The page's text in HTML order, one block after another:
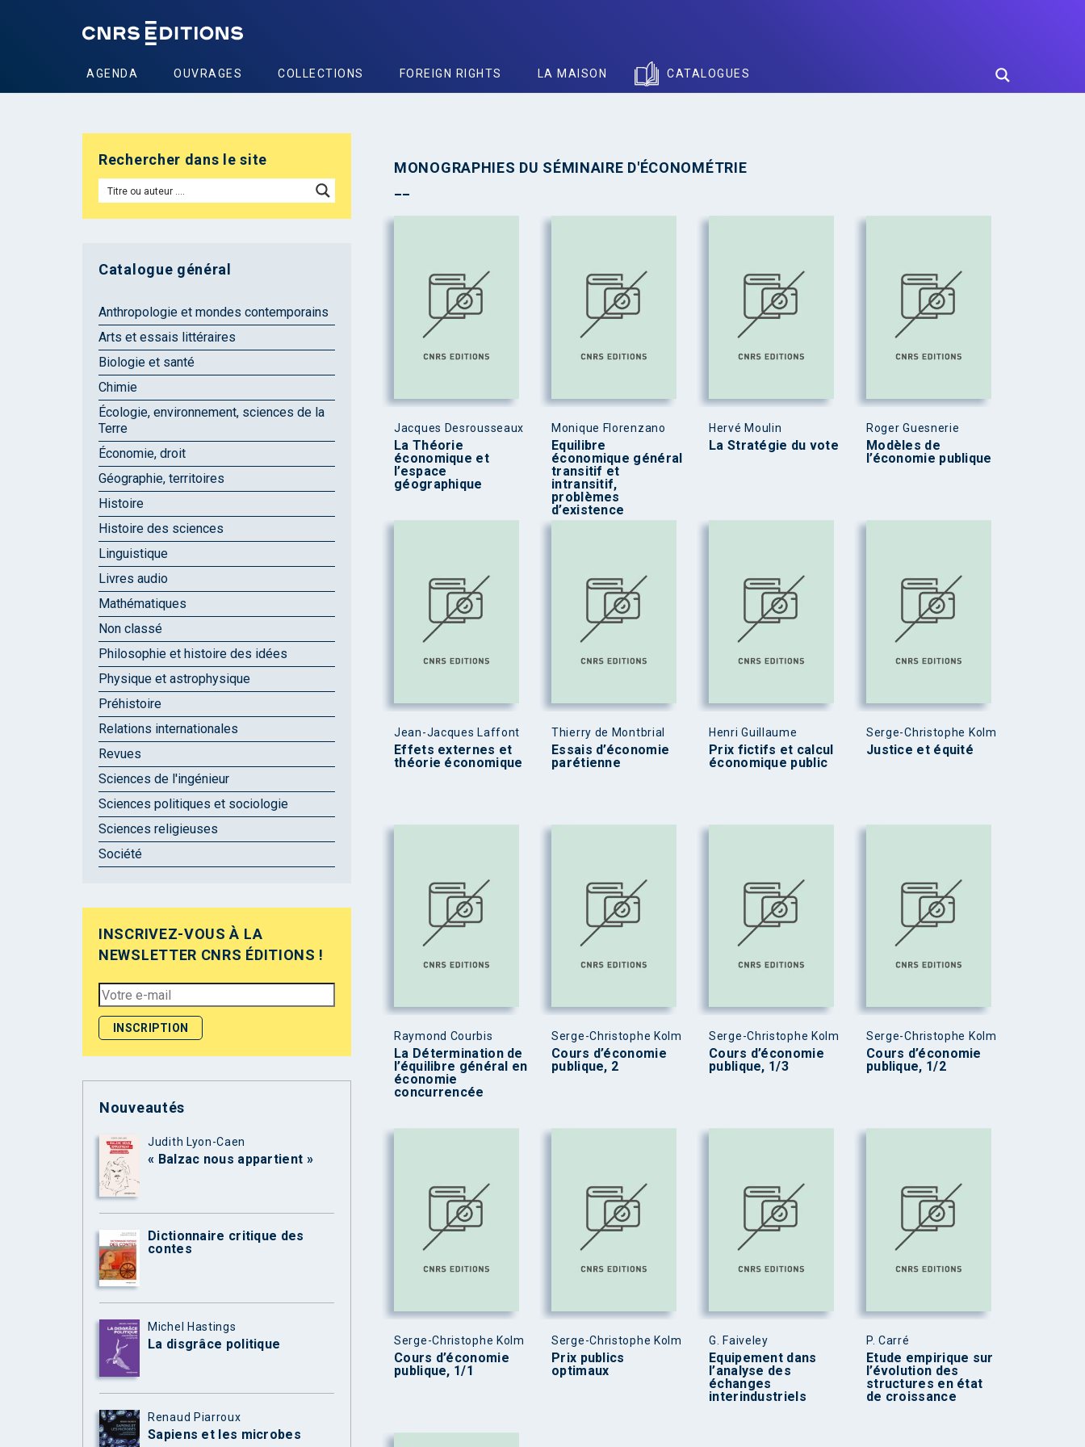
AGENDA OUVRAGES COLLECTIONS FOREIGN RIGHTS LA MAISON CATALOGUES
MONOGRAPHIES DU SÉMINAIRE D'ÉCONOMÉTRIE
Jacques Desrousseaux
La Théorie
économique et
l’espace
géographique
Monique Florenzano
Equilibre
économique général
transitif et
intransitif,
problèmes
d’existence
Hervé Moulin
La Stratégie du vote
Roger Guesnerie
Modèles de
l’économie publique
Jean-Jacques Laffont
Effets externes et
théorie économique
Thierry de Montbrial
Essais d’économie
parétienne
Henri Guillaume
Prix fictifs et calcul
économique public
Serge-Christophe Kolm
Justice et équité
Raymond Courbis
La Détermination de
l’équilibre général en
économie
concurrencée
Serge-Christophe Kolm
Cours d’économie
publique, 2
Serge-Christophe Kolm
Cours d’économie
publique, 1/3
Serge-Christophe Kolm
Cours d’économie
publique, 1/2
Serge-Christophe Kolm
Cours d’économie
publique, 1/1
Serge-Christophe Kolm
Prix publics
optimaux
G. Faiveley
Equipement dans
l’analyse des
échanges
interindustriels
P. Carré
Etude empirique sur
l’évolution des
structures en état
de croissance
Rechercher dans le site
Catalogue général
Anthropologie et mondes contemporains
Arts et essais littéraires
Biologie et santé
Chimie
Écologie, environnement, sciences de la
Terre
Économie, droit
Géographie, territoires
Histoire
Histoire des sciences
Linguistique
Livres audio
Mathématiques
Non classé
Philosophie et histoire des idées
Physique et astrophysique
Préhistoire
Relations internationales
Revues
Sciences de l'ingénieur
Sciences politiques et sociologie
Sciences religieuses
Société
INSCRIVEZ-VOUS À LA
NEWSLETTER CNRS ÉDITIONS !
Nouveautés
Judith Lyon-Caen
« Balzac nous appartient »
Dictionnaire critique des
contes
Michel Hastings
La disgrâce politique
Renaud Piarroux
Sapiens et les microbes